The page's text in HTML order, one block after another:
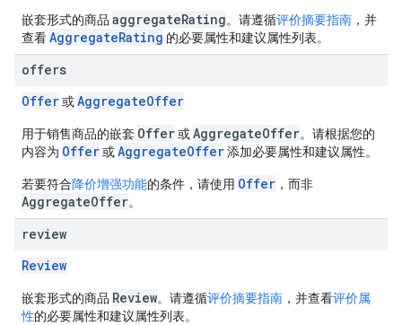
嵌套形式的商品 aggregateRating。请遵循评价摘要指南 ，并
查看AggregateRating 的必要属性和建议属性列表。
offers
Offer或AggregateOffer
用于销售商品的嵌套 Offer或AggregateOffer。请根据您的
内容为 Offer或AggregateOffer添加必要属性和建议属性。
若要符合降价增强功能的条件，请使用 Offer ，而非
AggregateOffer。
review
Review
嵌套形式的商品 Review。请遵循评价摘要指南 ，并查看评价属
性的必要属性和建议属性列表。